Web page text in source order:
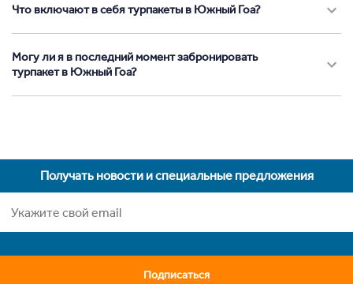
Что включают в себя турпакеты в Южный Гоа?
Могу ли я в последний момент забронировать
турпакет в Южный Гоа?
Получать новости и специальные предложения
Подписаться